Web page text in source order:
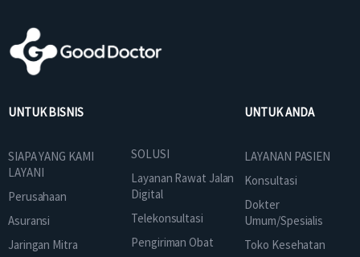
UNTUK BISNIS
SIAPA YANG KAMI
LAYANI
Perusahaan
Asuransi
Jaringan Mitra
SOLUSI
Layanan Rawat Jalan
Digital
Telekonsultasi
Pengiriman Obat
UNTUK ANDA
LAYANAN PASIEN
Konsultasi
Dokter
Umum/Spesialis
Toko Kesehatan